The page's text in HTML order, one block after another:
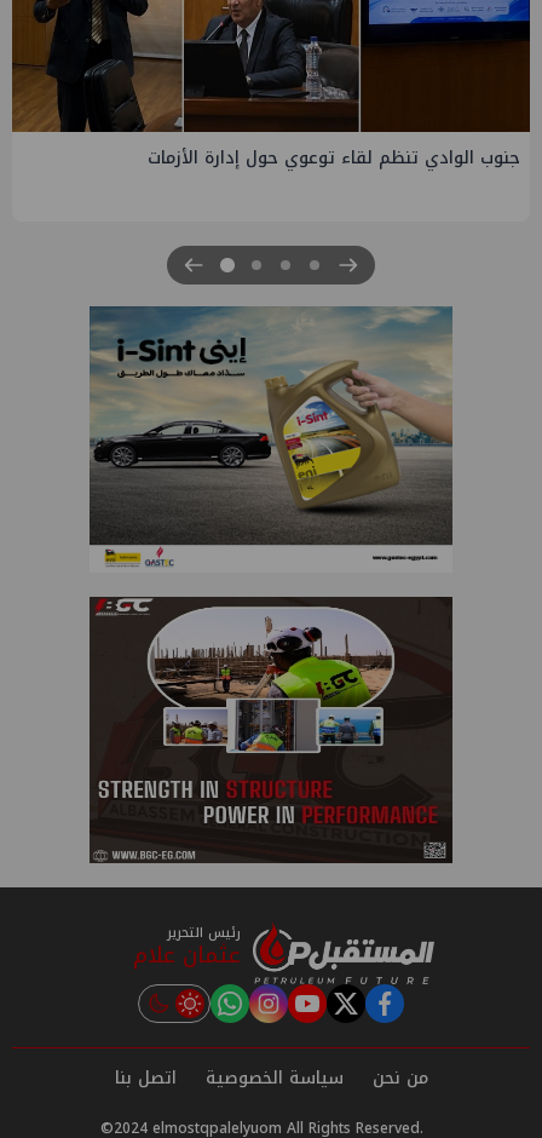
التخطيط والبترول يبحثان جهود تحقيق أمن الطاقة ضمن خطة
رئيس التحرير
عثمان علام
facebook
twitter
youtube
instagram
tiktok
من نحن سياسة الخصوصية اتصل بنا
©2024 elmostqpalelyuom All Rights Reserved.